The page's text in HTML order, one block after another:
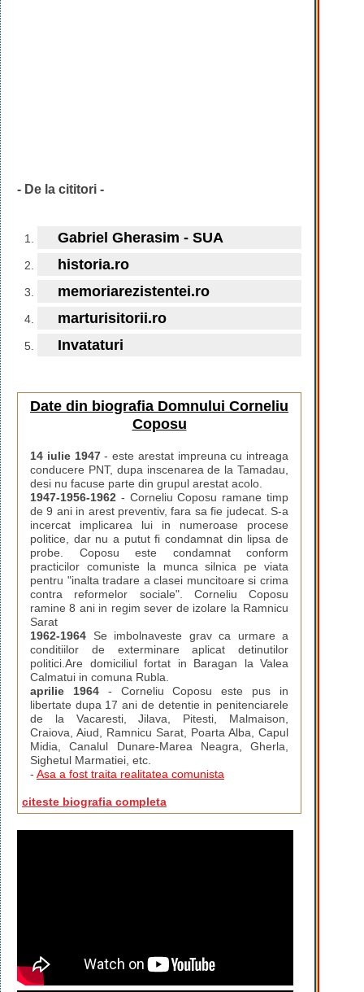
- De la cititori -
Gabriel Gherasim - SUA
historia.ro
memoriarezistentei.ro
marturisitorii.ro
Invataturi
Date din biografia Domnului Corneliu
Coposu
14 iulie 1947- este arestat impreuna cu intreaga
conducere PNT, dupa inscenarea de la Tamadau,
desi nu facuse parte din grupul arestat acolo.
1947-1956-1962 - Corneliu Coposu ramane timp
de 9 ani in arest preventiv, fara sa fie judecat. S-a
incercat implicarea lui in numeroase procese
politice, dar nu a putut fi condamnat din lipsa de
probe. Coposu este condamnat conform
practicilor comuniste la munca silnica pe viata
pentru "inalta tradare a clasei muncitoare si crima
contra reformelor sociale". Corneliu Coposu
ramine 8 ani in regim sever de izolare la Ramnicu
Sarat
1962-1964 Se imbolnaveste grav ca urmare a
conditiilor de exterminare aplicat detinutilor
politici.Are domiciliul fortat in Baragan la Valea
Calmatui in comuna Rubla.
aprilie 1964- Corneliu Coposu este pus in
libertate dupa 17 ani de detentie in penitenciarele
de la Vacaresti, Jilava, Pitesti, Malmaison,
Craiova, Aiud, Ramnicu Sarat, Poarta Alba, Capul
Midia, Canalul Dunare-Marea Neagra, Gherla,
Sighetul Marmatiei, etc.
- Asa a fost traita realitatea comunista
citeste biografia completa